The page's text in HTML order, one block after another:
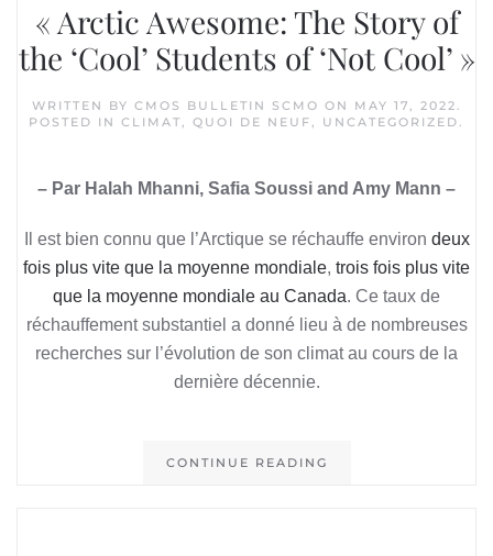
« Arctic Awesome: The Story of
the ‘Cool’ Students of ‘Not Cool’ »
WRITTEN BY CMOS BULLETIN SCMO ON MAY 17, 2022.
POSTED IN CLIMAT, QUOI DE NEUF, UNCATEGORIZED.
– Par Halah Mhanni, Safia Soussi and Amy Mann –
Il est bien connu que l’Arctique se réchauffe environ deux
fois plus vite que la moyenne mondiale, trois fois plus vite
que la moyenne mondiale au Canada. Ce taux de
réchauffement substantiel a donné lieu à de nombreuses
recherches sur l’évolution de son climat au cours de la
dernière décennie.
CONTINUE READING